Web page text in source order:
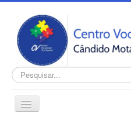
Pesquisar...
Alternar
Navegação